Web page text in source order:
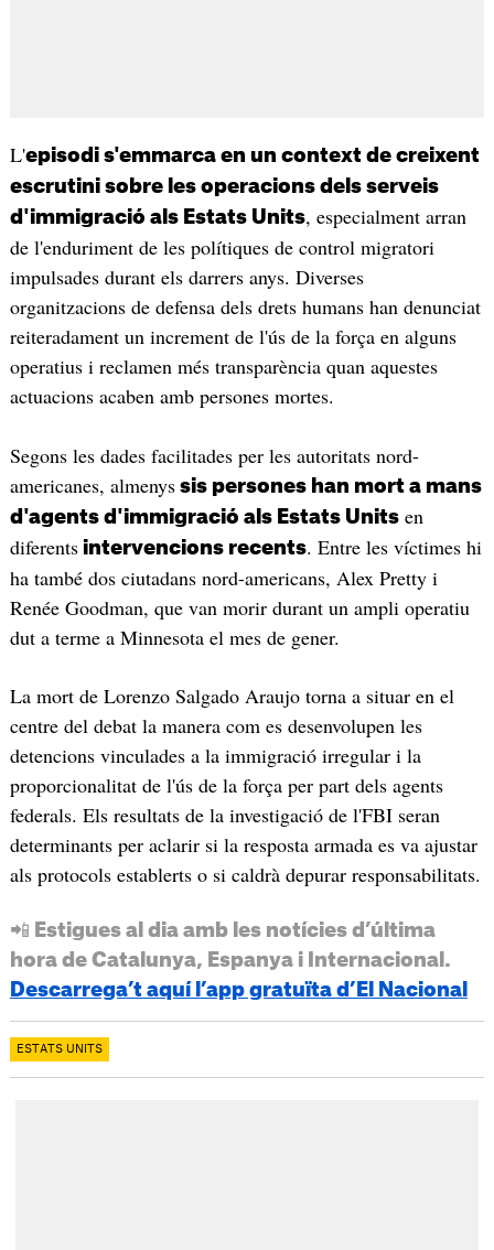
L'episodi s'emmarca en un context de creixent
escrutini sobre les operacions dels serveis
d'immigració als Estats Units, especialment arran
de l'enduriment de les polítiques de control migratori
impulsades durant els darrers anys. Diverses
organitzacions de defensa dels drets humans han denunciat
reiteradament un increment de l'ús de la força en alguns
operatius i reclamen més transparència quan aquestes
actuacions acaben amb persones mortes.
Segons les dades facilitades per les autoritats nord-
americanes, almenyssis persones han mort a mans
d'agents d'immigració als Estats Unitsen
diferentsintervencions recents. Entre les víctimes hi
ha també dos ciutadans nord-americans, Alex Pretty i
Renée Goodman, que van morir durant un ampli operatiu
dut a terme a Minnesota el mes de gener.
La mort de Lorenzo Salgado Araujo torna a situar en el
centre del debat la manera com es desenvolupen les
detencions vinculades a la immigració irregular i la
proporcionalitat de l'ús de la força per part dels agents
federals. Els resultats de la investigació de l'FBI seran
determinants per aclarir si la resposta armada es va ajustar
als protocols establerts o si caldrà depurar responsabilitats.
📲 Estigues al dia amb les notícies d’última
hora de Catalunya, Espanya i Internacional.
Descarrega’t aquí l’app gratuïta d’El Nacional
ESTATS UNITS